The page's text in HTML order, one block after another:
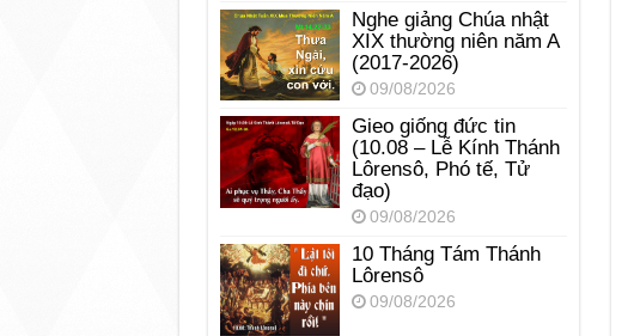
Nghe giảng Chúa nhật
XIX thường niên năm A
(2017-2026)
09/08/2026
Gieo giống đức tin
(10.08 – Lễ Kính Thánh
Lôrensô, Phó tế, Tử
đạo)
09/08/2026
10 Tháng Tám Thánh
Lôrensô
09/08/2026